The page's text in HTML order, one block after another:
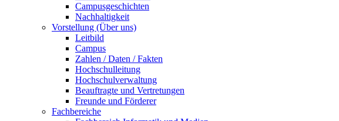
Campusgeschichten
Nachhaltigkeit
Vorstellung (Über uns)
Leitbild
Campus
Zahlen / Daten / Fakten
Hochschulleitung
Hochschulverwaltung
Beauftragte und Vertretungen
Freunde und Förderer
Fachbereiche